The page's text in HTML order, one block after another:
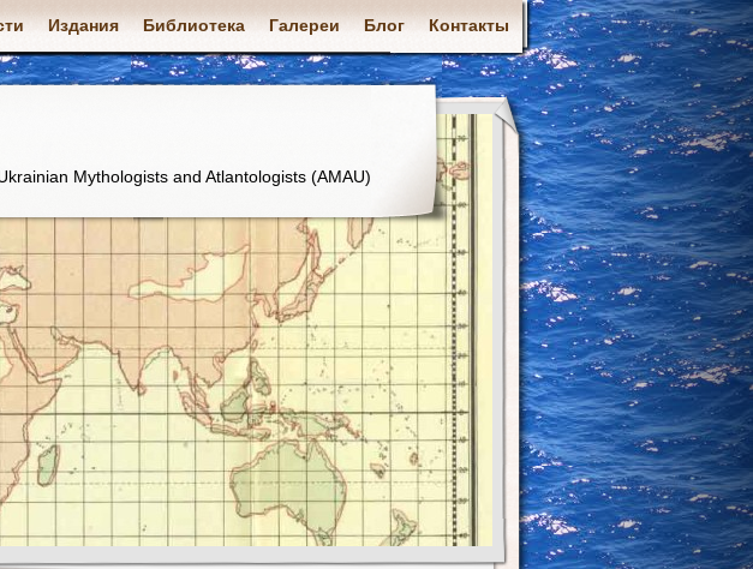
Издания Библиотека Галереи Блог Контакты
Mythologists and Atlantologists (AMAU)